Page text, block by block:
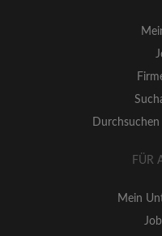
Durchsuchen
FÜR
Mein